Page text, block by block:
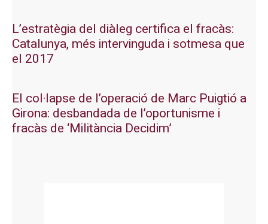
L’estratègia del diàleg certifica el fracàs:
Catalunya, més intervinguda i sotmesa que
el 2017
El col·lapse de l’operació de Marc Puigtió a
Girona: desbandada de l’oportunisme i
fracàs de ‘Militància Decidim’